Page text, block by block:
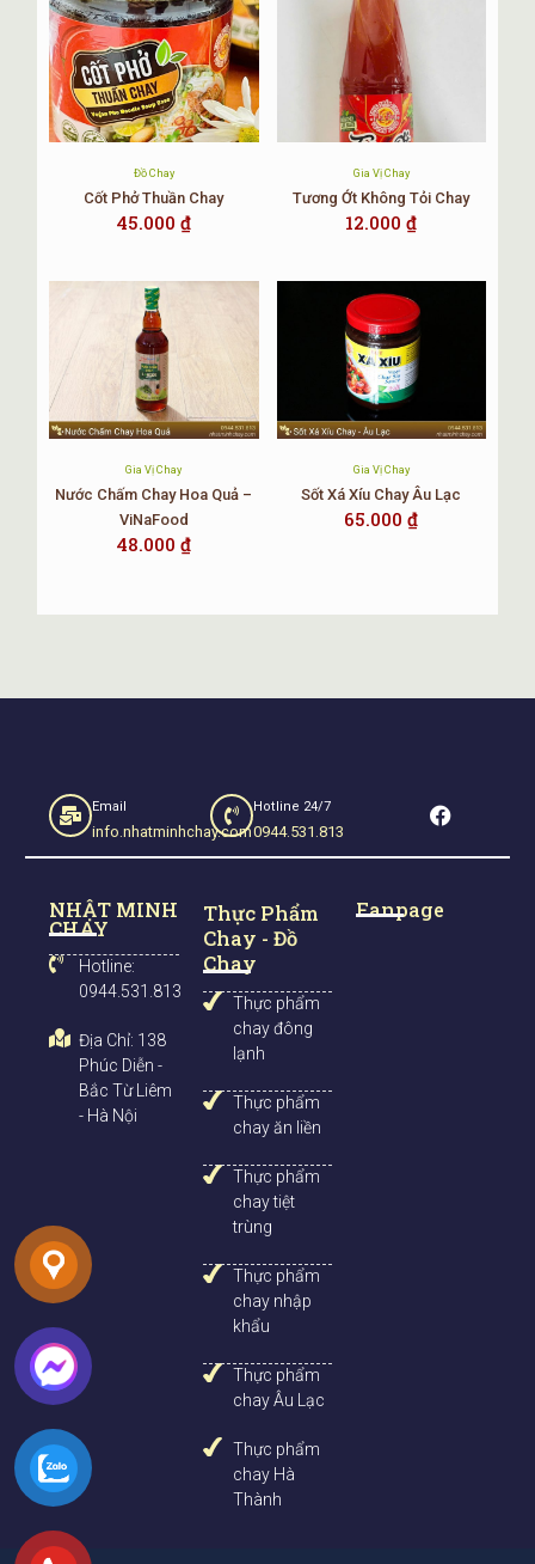
Đồ Chay
Cốt Phở Thuần Chay
45.000₫
Gia Vị Chay
Tương Ớt Không Tỏi Chay
12.000₫
Gia Vị Chay
Nước Chấm Chay Hoa Quả –
ViNaFood
48.000₫
Gia Vị Chay
Sốt Xá Xíu Chay Âu Lạc
65.000₫
Email
info.nhatminhchay.com
Hotline 24/7
0944.531.813
F
a
e
o
NHẬT MINH
CHAY
Hotline:
0944.531.813
Địa Chỉ: 138
Phúc Diễn -
Bắc Từ Liêm
- Hà Nội
Thực Phẩm
Chay - Đồ
Chay
Thực phẩm
chay đông
lạnh
Thực phẩm
chay ăn liền
Thực phẩm
chay tiệt
trùng
Thực phẩm
chay nhập
khẩu
Thực phẩm
chay Âu Lạc
Thực phẩm
chay Hà
Thành
Fanpage